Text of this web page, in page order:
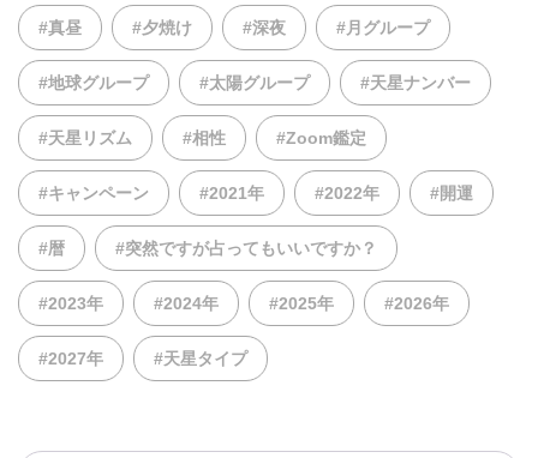
#真昼 #夕焼け #深夜 #月グループ
#地球グループ #太陽グループ #天星ナンバー
#天星リズム #相性 #Zoom鑑定
#キャンペーン #2021年 #2022年 #開運
#暦 #突然ですが占ってもいいですか？
#2023年 #2024年 #2025年 #2026年
#2027年 #天星タイプ